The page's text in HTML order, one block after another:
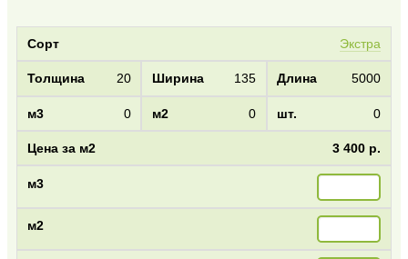
Экстра
20 135 5000
0 0 0
3 400 р.